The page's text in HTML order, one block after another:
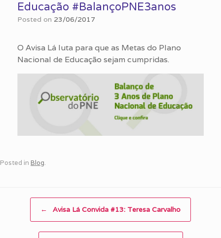
Educação #BalançoPNE3anos
Posted on 23/06/2017
O Avisa Lá luta para que as Metas do Plano
Nacional de Educação sejam cumpridas.
Posted in Blog.
Post navigation
← Avisa Lá Convida #13: Teresa Carvalho